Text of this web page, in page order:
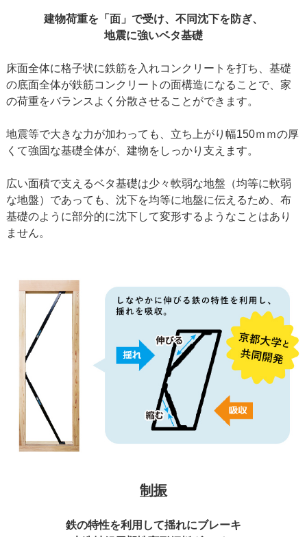
建物荷重を「面」で受け、不同沈下を防ぎ、
地震に強いベタ基礎
床面全体に格子状に鉄筋を入れコンクリートを打ち、基礎
の底面全体が鉄筋コンクリートの面構造になることで、家
の荷重をバランスよく分散させることができます。
地震等で大きな力が加わっても、立ち上がり幅150ｍｍの厚
くて強固な基礎全体が、建物をしっかり支えます。
広い面積で支えるベタ基礎は少々軟弱な地盤（均等に軟弱
な地盤）であっても、沈下を均等に地盤に伝えるため、布
基礎のように部分的に沈下して変形するようなことはあり
ません。
制振
鉄の特性を利用して揺れにブレーキ